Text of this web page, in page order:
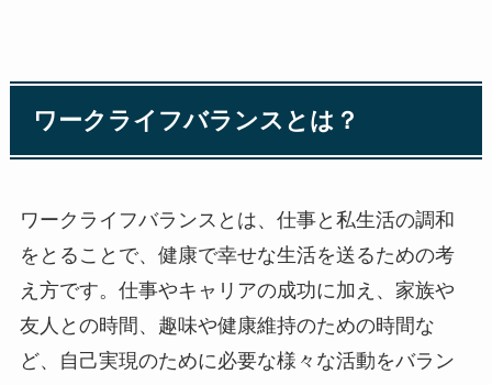
ワークライフバランスとは？
ワークライフバランスとは、仕事と私生活の調和
をとることで、健康で幸せな生活を送るための考
え方です。仕事やキャリアの成功に加え、家族や
友人との時間、趣味や健康維持のための時間な
ど、自己実現のために必要な様々な活動をバラン